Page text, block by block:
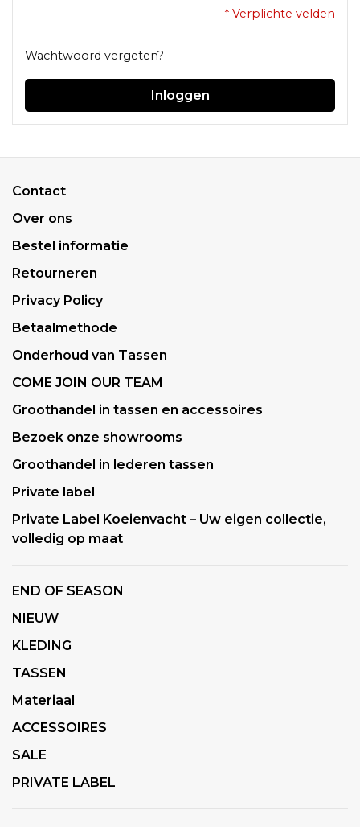
* Verplichte velden
Wachtwoord vergeten?
Inloggen
Contact
Over ons
Bestel informatie
Retourneren
Privacy Policy
Betaalmethode
Onderhoud van Tassen
COME JOIN OUR TEAM
Groothandel in tassen en accessoires
Bezoek onze showrooms
Groothandel in lederen tassen
Private label
Private Label Koeienvacht – Uw eigen collectie,
volledig op maat
END OF SEASON
NIEUW
KLEDING
TASSEN
Materiaal
ACCESSOIRES
SALE
PRIVATE LABEL